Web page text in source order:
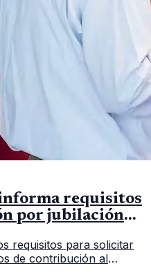
requisitos
por jubilación
requisitos para solicitar
de contribución al